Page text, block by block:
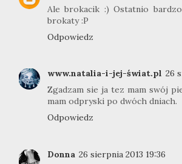
Ale brokacik :) Ostatnio
brokaty :P
Odpowiedz
www.natalia-i-jej-świat.pl 26
Zgadzam sie ja tez mam swój
mam odpryski po dwóch dniach.
Odpowiedz
Donna 26 sierpnia 2013 19:36